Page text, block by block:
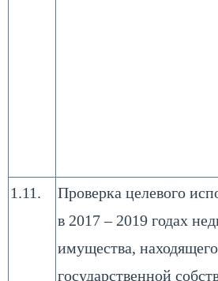
1.11.
Проверка целевого
в 2017 – 2019 годах
имущества,
государственной